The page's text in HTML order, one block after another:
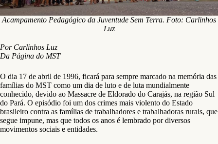
Acampamento Pedagógico da Juventude Sem Terra. Foto: Carlinhos
Luz
Por Carlinhos Luz
Da Página do MST
O dia 17 de abril de 1996, ficará para sempre marcado na memória das
famílias do MST como um dia de luto e de luta mundialmente
conhecido, devido ao Massacre de Eldorado do Carajás, na região Sul
do Pará. O episódio foi um dos crimes mais violento do Estado
brasileiro contra as famílias de trabalhadores e trabalhadoras rurais, que
segue impune, mas que todos os anos é lembrado por diversos
movimentos sociais e entidades.